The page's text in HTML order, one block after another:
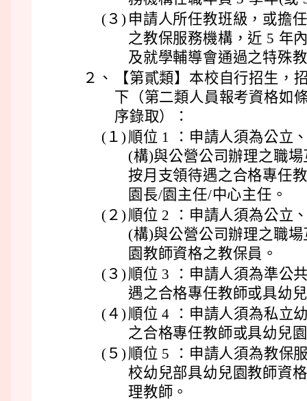
(３) 申請人所任教班級，或擔
之教保服務機構，近 5 年
及就學輔導會通過之特殊
２、
【第貳類】本校自行招生，
下（第二類人員報考資格如
序錄取）：
(１) 順位 1 ：申請人須為公立
(構)與公營公司辦理之職
按月支領待遇之合格專任
園長/園主任/中心主任。
(２) 順位 2 ：申請人須為公立
(構)與公營公司辦理之職
園教師資格之教保員。
(３) 順位 3 ：申請人須為準公
遇之合格專任教師或具幼
(４) 順位 4 ：申請人須為私立
之合格專任教師或具幼兒
(５) 順位 5 ：申請人須為教保
校幼兒部具幼兒園教師資
理教師。